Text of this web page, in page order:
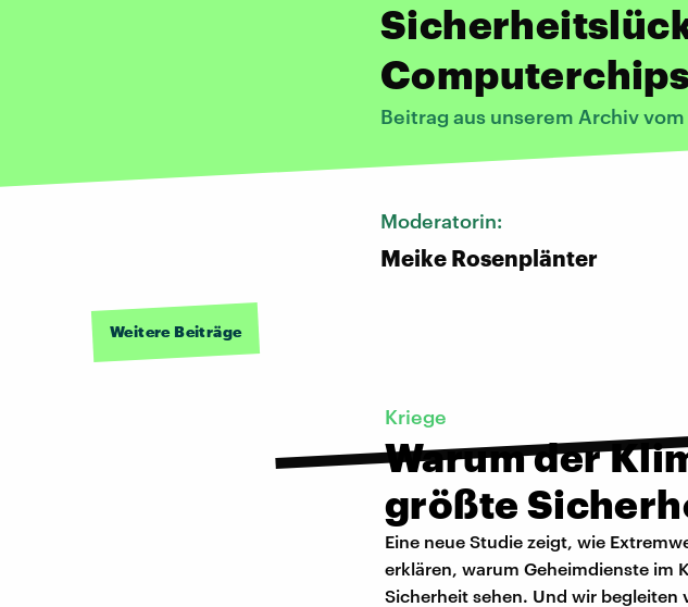
Beitrag aus unserem Archiv
Moderatorin:
Meike Rosenplänter
Weitere Beiträge
Kriege
Warum der
größte
Eine neue Studie zeigt, wie
erklären, warum Geheimdienste im
Sicherheit sehen. Und wir begleiten